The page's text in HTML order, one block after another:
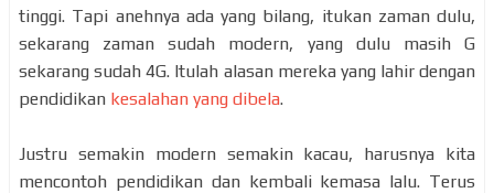
tinggi. Tapi anehnya ada yang bilang, itukan zaman dulu,
sekarang zaman sudah modern, yang dulu masih G
sekarang sudah 4G. Itulah alasan mereka yang lahir dengan
pendidikan kesalahan yang dibela.
Justru semakin modern semakin kacau, harusnya kita
mencontoh pendidikan dan kembali kemasa lalu. Terus